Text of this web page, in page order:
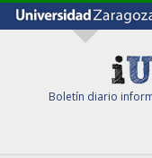
Boletín diario